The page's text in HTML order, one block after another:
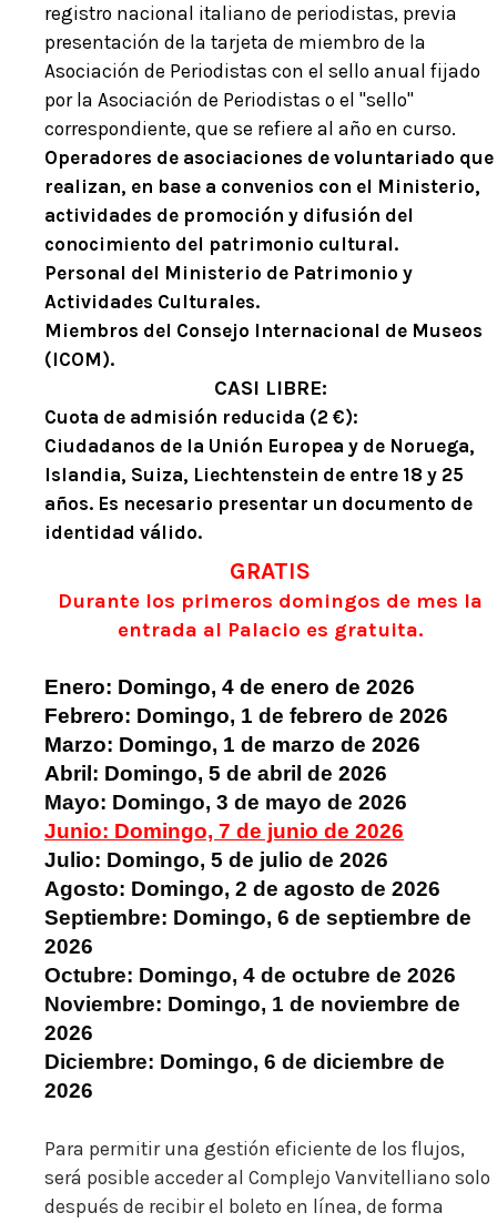
registro nacional italiano de periodistas, previa
presentación de la tarjeta de miembro de la
Asociación de Periodistas con el sello anual fijado
por la Asociación de Periodistas o el "sello"
correspondiente, que se refiere al año en curso.
Operadores de asociaciones de voluntariado que
realizan, en base a convenios con el Ministerio,
actividades de promoción y difusión del
conocimiento del patrimonio cultural.
Personal del Ministerio de Patrimonio y
Actividades Culturales.
Miembros del Consejo Internacional de Museos
(ICOM).
CASI LIBRE:
Cuota de admisión reducida (2 €):
Ciudadanos de la Unión Europea y de Noruega,
Islandia, Suiza, Liechtenstein de entre 18 y 25
años. Es necesario presentar un documento de
identidad válido.
GRATIS
Durante los primeros domingos de mes la
entrada al Palacio es gratuita.
Enero: Domingo, 4 de enero de 2026
Febrero: Domingo, 1 de febrero de 2026
Marzo: Domingo, 1 de marzo de 2026
Abril: Domingo, 5 de abril de 2026
Mayo: Domingo, 3 de mayo de 2026
Junio: Domingo, 7 de junio de 2026
Julio: Domingo, 5 de julio de 2026
Agosto: Domingo, 2 de agosto de 2026
Septiembre: Domingo, 6 de septiembre de
2026
Octubre: Domingo, 4 de octubre de 2026
Noviembre: Domingo, 1 de noviembre de
2026
Diciembre: Domingo, 6 de diciembre de
2026
Para permitir una gestión eficiente de los flujos,
será posible acceder al Complejo Vanvitelliano solo
después de recibir el boleto en línea, de forma